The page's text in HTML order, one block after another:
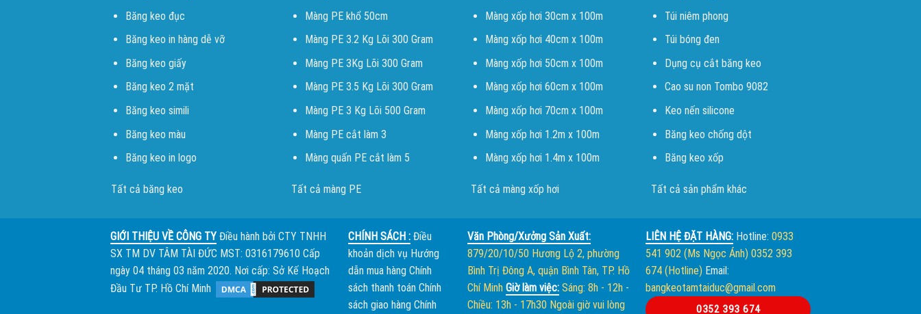
Băng keo đục
Băng keo in hàng dễ vỡ
Băng keo giấy
Băng keo 2 mặt
Băng keo simili
Băng keo màu
Băng keo in logo
Tất cả băng keo
Màng PE khổ 50cm
Màng PE 3.2 Kg Lõi 300 Gram
Màng PE 3Kg Lõi 300 Gram
Màng PE 3.5 Kg Lõi 300 Gram
Màng PE 3 Kg Lõi 500 Gram
Màng PE cắt làm 3
Màng quấn PE cắt làm 5
Tất cả màng PE
Màng xốp hơi 30cm x 100m
Màng xốp hơi 40cm x 100m
Màng xốp hơi 50cm x 100m
Màng xốp hơi 60cm x 100m
Màng xốp hơi 70cm x 100m
Màng xốp hơi 1.2m x 100m
Màng xốp hơi 1.4m x 100m
Tất cả màng xốp hơi
Túi niêm phong
Túi bóng đen
Dụng cụ cắt băng keo
Cao su non Tombo 9082
Keo nến silicone
Băng keo chống dột
Băng keo xốp
Tất cả sản phẩm khác
GIỚI THIỆU VỀ CÔNG TYĐiều hành bởi CTY TNHH
SX TM DV TÂM TÀI ĐỨC MST: 0316179610 Cấp
ngày 04 tháng 03 năm 2020. Nơi cấp: Sở Kế Hoạch
Đầu Tư TP. Hồ Chí Minh
CHÍNH SÁCH : Điều
khoản dịch vụ Hướng
dẫn mua hàng Chính
sách thanh toán Chính
sách giao hàng Chính
Văn Phòng/Xưởng Sản Xuất:
879/20/10/50 Hương Lộ 2, phường
Bình Trị Đông A, quận Bình Tân, TP. Hồ
Chí Minh Giờ làm việc: Sáng: 8h - 12h-
Chiều: 13h - 17h30 Ngoài giờ vui lòng
LIÊN HỆ ĐẶT HÀNG: Hotline:0933
541 902 (Ms Ngọc Ánh) 0352 393
674 (Hotline) Email:
bangkeotamtaiduc@gmail.com
0352 393 674